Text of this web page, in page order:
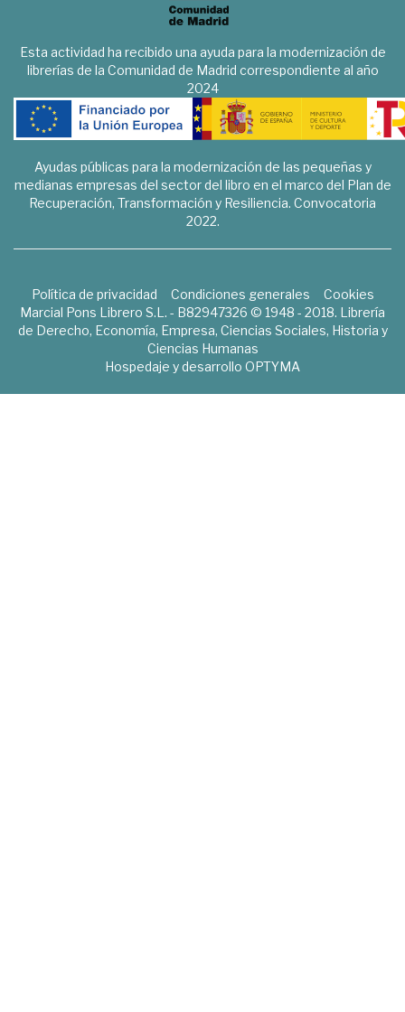
Esta actividad ha recibido una ayuda para la modernización de
librerías de la Comunidad de Madrid correspondiente al año
2024
Ayudas públicas para la modernización de las pequeñas y
medianas empresas del sector del libro en el marco del Plan de
Recuperación, Transformación y Resiliencia. Convocatoria
2022.
Política de privacidad Condiciones generales
Cookies
Marcial Pons Librero S.L. - B82947326 © 1948 - 2018. Librería
de Derecho, Economía, Empresa, Ciencias Sociales, Historia y
Ciencias Humanas
Hospedaje y desarrollo OPTYMA